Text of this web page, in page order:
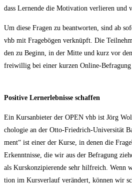
dass Ler­nen­de die Moti­va­ti­on ver­lie­ren und
Um die­se Fra­gen zu beant­wor­ten, sind ab
vhb mit Fra­ge­bö­gen ver­knüpft. Die
den zu Beginn, in der Mit­te und kurz vor
frei­wil­lig bei einer kur­zen Online-Befra­gung
Posi­ti­ve Lern­erleb­nis­se schaffen
Ein Kurs­an­bie­ter der OPEN vhb ist Jörg
cho­lo­gie an der Otto-Fried­rich-Uni­ver­si­tät
ment“ ist einer der Kur­se, in denen die
Erkennt­nis­se, die wir aus der Befra­gung
als Kurs­kon­zi­pie­ren­de sehr hilf­reich.
ti­on im Kurs­ver­lauf ver­än­dert, kön­nen wir